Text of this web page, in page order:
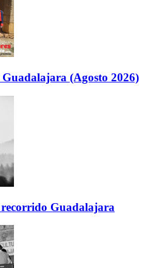
Guadalajara (Agosto 2026)
Guadalajara